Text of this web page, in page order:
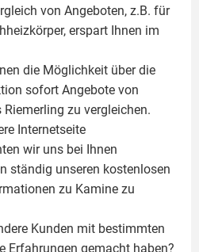
von Angeboten, z.B. für
, erspart Ihnen im
die Möglichkeit über die
sofort Angebote von
zu vergleichen.
Internetseite
wir uns bei Ihnen
ständig unseren kostenlosen
zu Kamine zu
Kunden mit bestimmten
Erfahrungen gemacht haben?